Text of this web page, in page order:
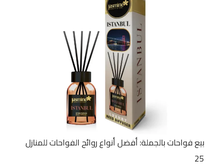
بيع فواحات بالجملة: أفضل أنواع روائح الفواحات للمنازل
25